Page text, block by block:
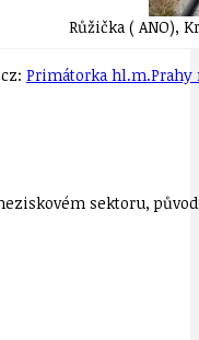
Růžička ( ANO),
Primátorka hl.m.Prahy
sektoru,